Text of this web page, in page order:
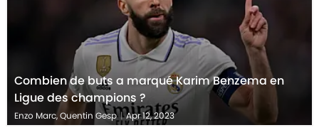
Combien de buts a marqué Karim Benzema en
Ligue des champions ?
Enzo Marc, Quentin Gesp | Apr 12, 2023